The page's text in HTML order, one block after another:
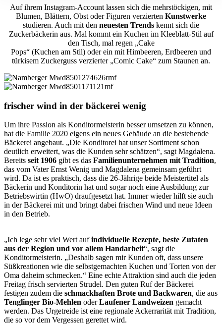
Auf ihrem Instagram-Account lassen sich die mehrstöckigen, mit
Blumen, Blättern, Obst oder Figuren verzierten Kunstwerke
studieren. Auch mit den neuesten Trends kennt sich die
Zuckerbäckerin aus. Mal kommt ein Kuchen im Kleeblatt-Stil auf
den Tisch, mal regen „Cake
Pops“ (Kuchen am Stil) oder ein mit Himbeeren, Erdbeeren und
türkisem Zuckerguss verzierter „Comic Cake“ zum Staunen an.
frischer wind in der bäckerei wenig
Um ihre Passion als Konditormeisterin besser umsetzen zu können,
hat die Familie 2020 eigens ein neues Gebäude an die bestehende
Bäckerei angebaut. „Die Konditorei hat unser Sortiment schon
deutlich erweitert, was die Kunden sehr schätzen“, sagt Magdalena.
Bereits seit 1906 gibt es das Familienunternehmen mit Tradition,
das vom Vater Ernst Wenig und Magdalena gemeinsam geführt
wird. Da ist es praktisch, dass die 26-Jährige beide Meistertitel als
Bäckerin und Konditorin hat und sogar noch eine Ausbildung zur
Betriebswirtin (HwO) draufgesetzt hat. Immer wieder hilft sie auch
in der Bäckerei mit und bringt dabei frischen Wind und neue Ideen
in den Betrieb.
„Ich lege sehr viel Wert aufindividuelle Rezepte, beste Zutaten
aus der Region und vor allem Handarbeit“, sagt die
Konditormeisterin. „Deshalb sagen mir Kunden oft, dass unsere
Süßkreationen wie die selbstgemachten Kuchen und Torten von der
Oma daheim schmecken.“ Eine echte Attraktion sind auch die jeden
Freitag frisch servierten Strudel. Den guten Ruf der Bäckerei
festigen zudem die schmackhaften Brote und Backwaren, die aus
Tenglinger Bio-Mehlen oderLaufener Landweizen gemacht
werden. Das Urgetreide ist eine regionale Ackerrarität mit Tradition,
die so vor dem Vergessen gerettet wird.